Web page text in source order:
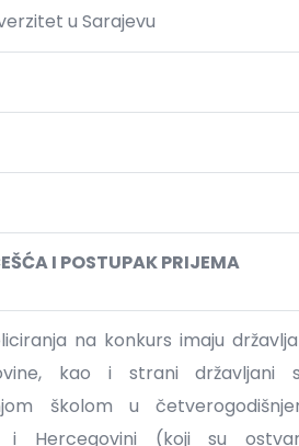
u Sarajevu
I POSTUPAK PRIJEMA
na konkurs imaju
kao i strani državljani
školom u
i Hercegovini (koji su